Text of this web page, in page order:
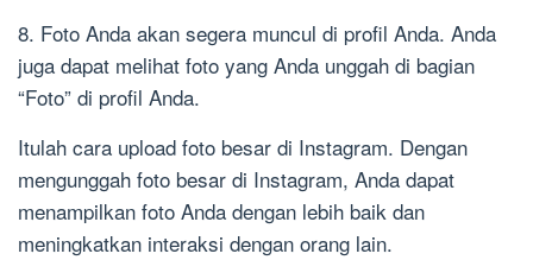
8. Foto Anda akan segera muncul di profil Anda. Anda
juga dapat melihat foto yang Anda unggah di bagian
“Foto” di profil Anda.
Itulah cara upload foto besar di Instagram. Dengan
mengunggah foto besar di Instagram, Anda dapat
menampilkan foto Anda dengan lebih baik dan
meningkatkan interaksi dengan orang lain.